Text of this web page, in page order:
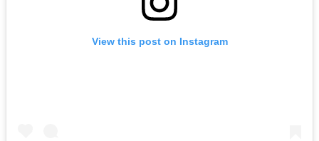
View this post on Instagram